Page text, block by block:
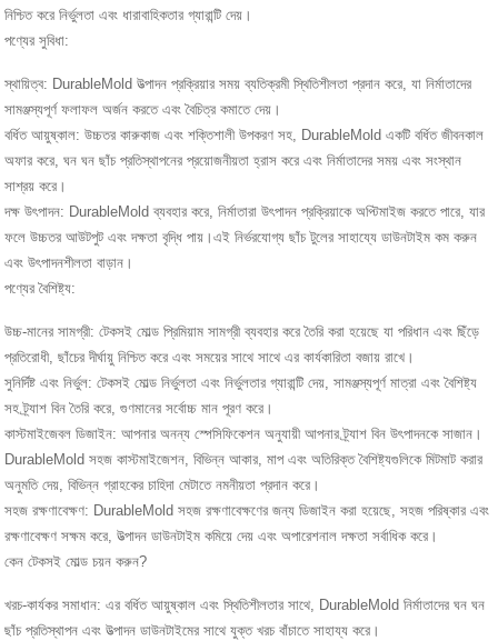
নিশ্চিত করে নির্ভুলতা এবং ধারাবাহিকতার গ্যারান্টি দেয়।
পণ্যের সুবিধা:
স্থায়িত্ব: DurableMold উত্পাদন প্রক্রিয়ার সময় ব্যতিক্রমী স্থিতিশীলতা প্রদান করে, যা নির্মাতাদের
সামঞ্জস্যপূর্ণ ফলাফল অর্জন করতে এবং বৈচিত্র কমাতে দেয়।
বর্ধিত আয়ুষ্কাল: উচ্চতর কারুকাজ এবং শক্তিশালী উপকরণ সহ, DurableMold একটি বর্ধিত জীবনকাল
অফার করে, ঘন ঘন ছাঁচ প্রতিস্থাপনের প্রয়োজনীয়তা হ্রাস করে এবং নির্মাতাদের সময় এবং সংস্থান
সাশ্রয় করে।
দক্ষ উৎপাদন: DurableMold ব্যবহার করে, নির্মাতারা উৎপাদন প্রক্রিয়াকে অপ্টিমাইজ করতে পারে, যার
ফলে উচ্চতর আউটপুট এবং দক্ষতা বৃদ্ধি পায়।এই নির্ভরযোগ্য ছাঁচ টুলের সাহায্যে ডাউনটাইম কম করুন
এবং উৎপাদনশীলতা বাড়ান।
পণ্যের বৈশিষ্ট্য:
উচ্চ-মানের সামগ্রী: টেকসই মোল্ড প্রিমিয়াম সামগ্রী ব্যবহার করে তৈরি করা হয়েছে যা পরিধান এবং ছিঁড়ে
প্রতিরোধী, ছাঁচের দীর্ঘায়ু নিশ্চিত করে এবং সময়ের সাথে সাথে এর কার্যকারিতা বজায় রাখে।
সুনির্দিষ্ট এবং নির্ভুল: টেকসই মোল্ড নির্ভুলতা এবং নির্ভুলতার গ্যারান্টি দেয়, সামঞ্জস্যপূর্ণ মাত্রা এবং বৈশিষ্ট্য
সহ ট্র্যাশ বিন তৈরি করে, গুণমানের সর্বোচ্চ মান পূরণ করে।
কাস্টমাইজেবল ডিজাইন: আপনার অনন্য স্পেসিফিকেশন অনুযায়ী আপনার ট্র্যাশ বিন উৎপাদনকে সাজান।
DurableMold সহজ কাস্টমাইজেশন, বিভিন্ন আকার, মাপ এবং অতিরিক্ত বৈশিষ্ট্যগুলিকে মিটমাট করার
অনুমতি দেয়, বিভিন্ন গ্রাহকের চাহিদা মেটাতে নমনীয়তা প্রদান করে।
সহজ রক্ষণাবেক্ষণ: DurableMold সহজ রক্ষণাবেক্ষণের জন্য ডিজাইন করা হয়েছে, সহজ পরিষ্কার এবং
রক্ষণাবেক্ষণ সক্ষম করে, উত্পাদন ডাউনটাইম কমিয়ে দেয় এবং অপারেশনাল দক্ষতা সর্বাধিক করে।
কেন টেকসই মোল্ড চয়ন করুন?
খরচ-কার্যকর সমাধান: এর বর্ধিত আয়ুষ্কাল এবং স্থিতিশীলতার সাথে, DurableMold নির্মাতাদের ঘন ঘন
ছাঁচ প্রতিস্থাপন এবং উত্পাদন ডাউনটাইমের সাথে যুক্ত খরচ বাঁচাতে সাহায্য করে।